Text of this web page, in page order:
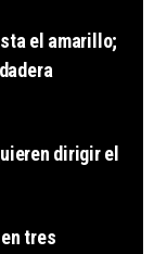
el amarillo;
dirigir el
tres